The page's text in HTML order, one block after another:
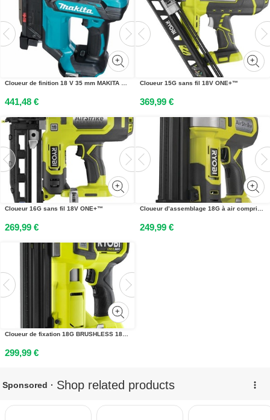
Cloueur de finition 18 V 35 mm MAKITA DPT353ZJ
441,48 €
Cloueur 15G sans fil 18V ONE+™
369,99 €
Cloueur 16G sans fil 18V ONE+™
269,99 €
Cloueur d’assemblage 18G à air comprimé 18V ONE+™
249,99 €
Cloueur de fixation 18G BRUSHLESS 18V One+ HP™
299,99 €